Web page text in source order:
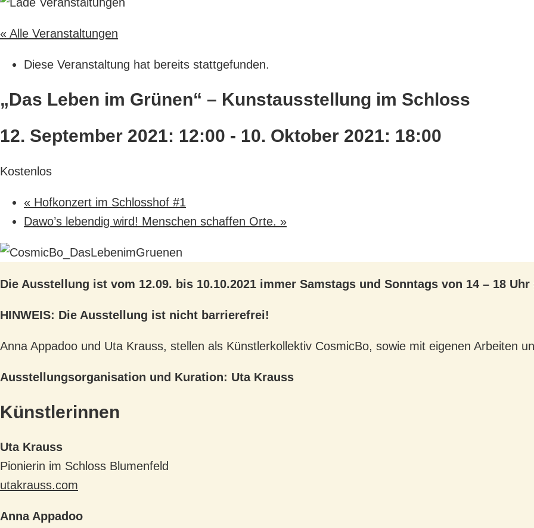
« Alle Veranstaltungen
Diese Veranstaltung hat bereits stattgefunden.
„Das Leben im Grünen“ – Kunstausstellung im Schloss
12. September 2021: 12:00 - 10. Oktober 2021: 18:00
Kostenlos
« Hofkonzert im Schlosshof #1
Dawo’s lebendig wird! Menschen schaffen Orte. »
Die Ausstellung ist vom 12.09. bis 10.10.2021 immer Samstags und Sonntags von 14 – 18
HINWEIS: Die Ausstellung ist nicht barrierefrei!
Anna Appadoo und Uta Krauss, stellen als Künstlerkollektiv CosmicBo, sowie mit eigenen Arbeiten
Ausstellungsorganisation und Kuration: Uta Krauss
Künstlerinnen
Uta Krauss
Pionierin im Schloss Blumenfeld
utakrauss.com
Anna Appadoo